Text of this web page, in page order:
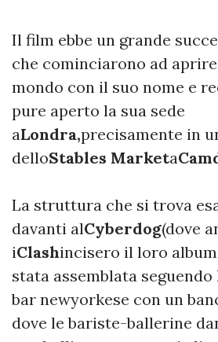
Il film ebbe un grande
che cominciarono ad
mondo con il suo nome e
pure aperto la sua sede
aLondra,precisamente in
delloStables Marketa
La struttura che si trova
davanti alCyberdog(dove
iClashincisero il loro album
stata assemblata
bar newyorkese con un
dove le bariste-ballerine